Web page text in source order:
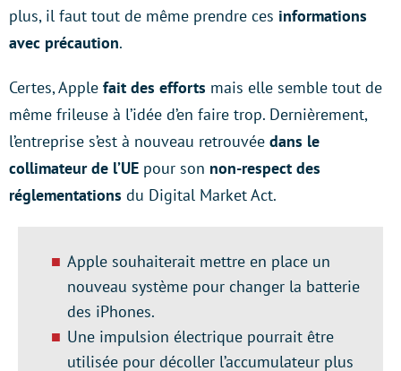
plus, il faut tout de même prendre ces informations
avec précaution.
Certes, Apple fait des efforts mais elle semble tout de
même frileuse à l’idée d’en faire trop. Dernièrement,
l’entreprise s’est à nouveau retrouvée dans le
collimateur de l’UE pour son non-respect des
réglementations du Digital Market Act.
Apple souhaiterait mettre en place un
nouveau système pour changer la batterie
des iPhones.
Une impulsion électrique pourrait être
utilisée pour décoller l’accumulateur plus